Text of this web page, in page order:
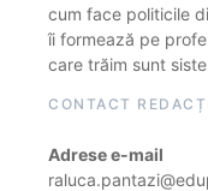
cum face politicile
îi formează pe
care trăim sunt
CONTACT
Adrese e-mail